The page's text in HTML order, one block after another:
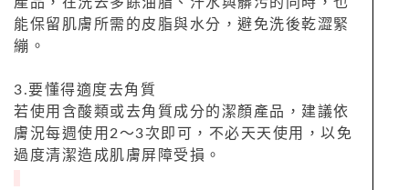
能保留肌膚所需的皮脂與水分，避免洗後乾澀緊
繃。
3.要懂得適度去角質
若使用含酸類或去角質成分的潔顏產品，建議依
膚況每週使用2～3次即可，不必天天使用，以免
過度清潔造成肌膚屏障受損。